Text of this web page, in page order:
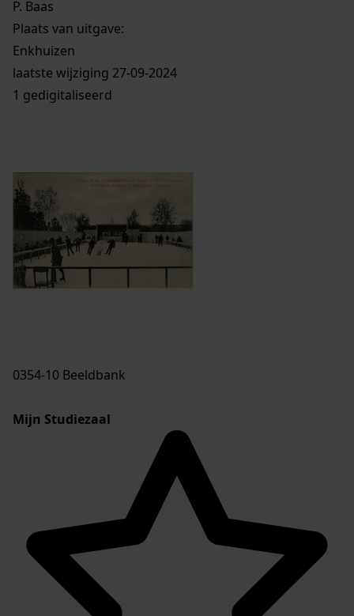
P. Baas
Plaats van uitgave:
Enkhuizen
laatste wijziging 27-09-2024
1 gedigitaliseerd
0354-10 Beeldbank
Mijn Studiezaal